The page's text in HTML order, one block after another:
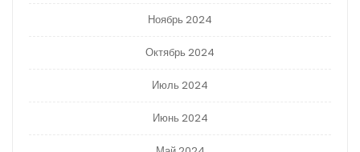
Ноябрь 2024
Октябрь 2024
Июль 2024
Июнь 2024